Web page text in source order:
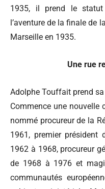
1935, il prend le
l’aventure de la finale de
Marseille en 1935.
Une rue
Adolphe Touffait prend
Commence une nouvelle
nommé procureur de la
1961, premier président
1962 à 1968, procureur
de 1968 à 1976 et
communautés